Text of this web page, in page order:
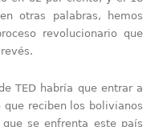
otras palabras, hemos
revolucionario que
TED habría que entrar a
reciben los bolivianos
se enfrenta este país